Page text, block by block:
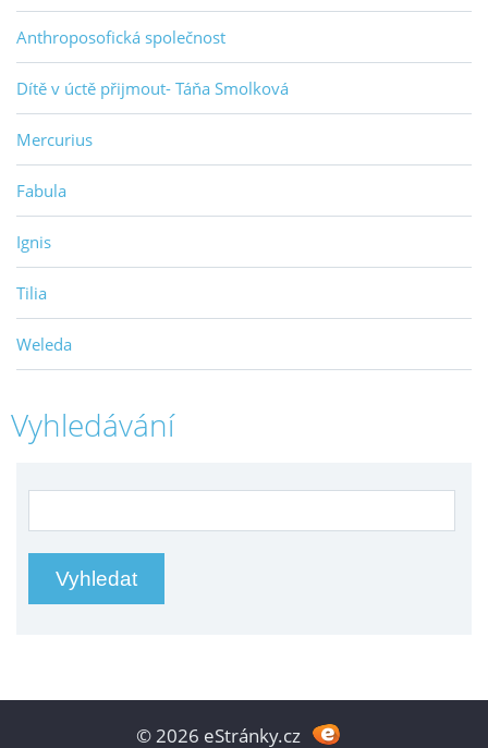
Anthroposofická společnost
Dítě v úctě přijmout- Táňa Smolková
Mercurius
Fabula
Ignis
Tilia
Weleda
Vyhledávání
© 2026 eStránky.cz